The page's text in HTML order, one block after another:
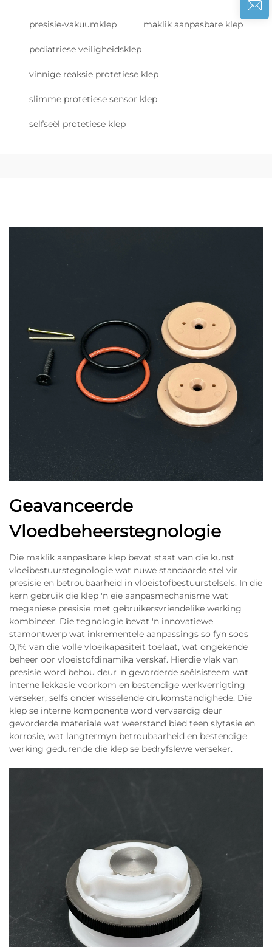
presisie-vakuumklep maklik aanpasbare klep
pediatriese veiligheidsklep
vinnige reaksie protetiese klep
slimme protetiese sensor klep
selfseël protetiese klep
Geavanceerde
Vloedbeheerstegnologie
Die maklik aanpasbare klep bevat staat van die kunst
vloeibestuurstegnologie wat nuwe standaarde stel vir
presisie en betroubaarheid in vloeistofbestuurstelsels. In die
kern gebruik die klep 'n eie aanpasmechanisme wat
meganiese presisie met gebruikersvriendelike werking
kombineer. Die tegnologie bevat 'n innovatiewe
stamontwerp wat inkrementele aanpassings so fyn soos
0,1% van die volle vloeikapasiteit toelaat, wat ongekende
beheer oor vloeistofdinamika verskaf. Hierdie vlak van
presisie word behou deur 'n gevorderde seëlsisteem wat
interne lekkasie voorkom en bestendige werkverrigting
verseker, selfs onder wisselende drukomstandighede. Die
klep se interne komponente word vervaardig deur
gevorderde materiale wat weerstand bied teen slytasie en
korrosie, wat langtermyn betroubaarheid en bestendige
werking gedurende die klep se bedryfslewe verseker.